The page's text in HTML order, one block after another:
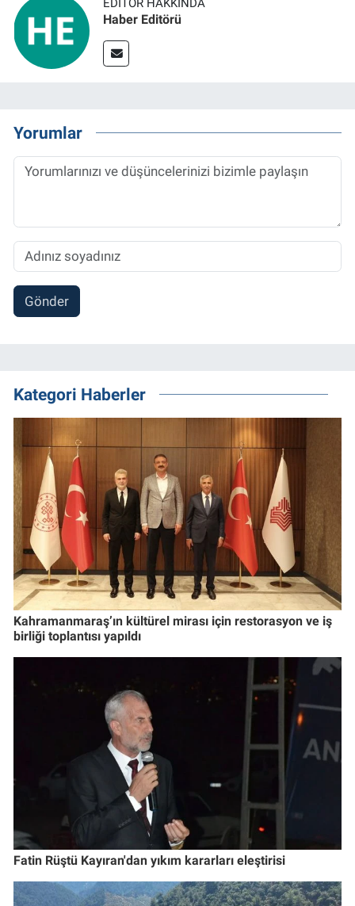
EDITÖR HAKKINDA
Haber Editörü
Yorumlar
Gönder
Kategori Haberler
Kahramanmaraş’ın kültürel mirası için restorasyon ve iş
birliği toplantısı yapıldı
Fatin Rüştü Kayıran'dan yıkım kararları eleştirisi